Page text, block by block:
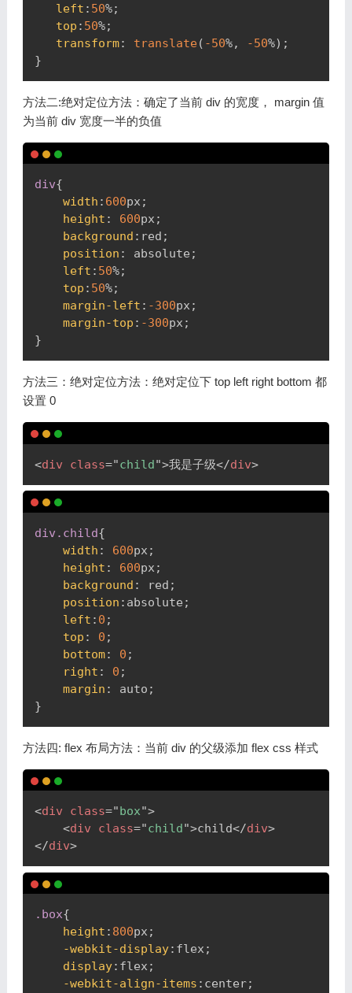
left : 50%;
top : 50%;
transform: translate( -50%, -50%) ;
}
方法二:绝对定位方法：确定了当前 div 的宽度， margin 值
为当前 div 宽度一半的负值
div{
width : 600px ;
height : 600px ;
background : red ;
position : absolute ;
left : 50%;
top : 50%;
margin-left : -300px ;
margin-top : -300px ;
}
方法三：绝对定位方法：绝对定位下 top left right bottom 都
设置 0
<div class="child">我是子级</div>
div .child{
width : 600px ;
height : 600px ;
background : red ;
position : absolute ;
left : 0 ;
top : 0 ;
bottom: 0 ;
right : 0 ;
margin : auto ;
}
方法四: flex 布局方法：当前 div 的父级添加 flex css 样式
<div class="box">
<div class="child">child</div>
</div>
.box{
height : 800px ;
-webkit-display: flex ;
display: flex ;
-webkit-align-items : center;